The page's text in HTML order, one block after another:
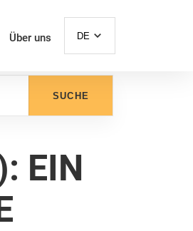
Über uns DE
SUCHE
EIN